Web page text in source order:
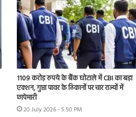
1109 करोड़ रुपये के बैंक घोटाले में CBI का बड़ा
एक्शन, गुप्ता पावर के ठिकानों पर चार राज्यों में
छापेमारी
20 July 2026 - 5:50 PM